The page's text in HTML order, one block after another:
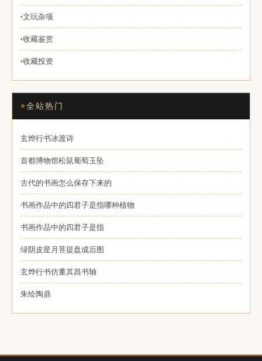
♦文玩杂项
♦收藏鉴赏
♦收藏投资
全站热门
玄烨行书冰渡诗
首都博物馆松鼠葡萄玉坠
古代的书画怎么保存下来的
书画作品中的四君子是指哪种植物
书画作品中的四君子是指
绿阴皮星月菩提盘成后图
玄烨行书仿董其昌书轴
朱绘陶鼎